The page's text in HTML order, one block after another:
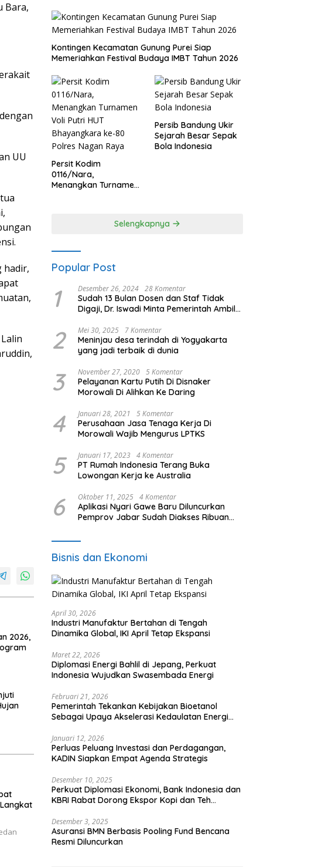
Bara,
UU
hadir,
2026,
Kontingen Kecamatan Gunung Purei Siap
Memeriahkan Festival Budaya IMBT Tahun 2026
Persit Kodim
0116/Nara,
Menangkan Turnamen
Persib Bandung Ukir
Sejarah Besar Sepak
Bola Indonesia
Selengkapnya
Popular Post
1 Desember 26, 2024 28 Komentar
Sudah 13 Bulan Dosen dan Staf Tidak
Digaji, Dr. Iswadi Minta Pemerintah Ambil
2 Mei 30, 2025 7 Komentar
Meninjau desa terindah di Yogyakarta
yang jadi terbaik di dunia
3 November 27, 2020 5 Komentar
Pelayanan Kartu Putih Di Disnaker
Morowali Di Alihkan Ke Daring
4 Januari 28, 2021 5 Komentar
Perusahaan Jasa Tenaga Kerja Di
Morowali Wajib Mengurus LPTKS
5 Januari 17, 2023 4 Komentar
PT Rumah Indonesia Terang Buka
Lowongan Kerja ke Australia
6 Oktober 11, 2025 4 Komentar
Aplikasi Nyari Gawe Baru Diluncurkan
Pemprov Jabar Sudah Diakses Ribuan
Bisnis dan Ekonomi
April 30, 2026
Industri Manufaktur Bertahan di Tengah
Dinamika Global, IKI April Tetap Ekspansi
Maret 22, 2026
Diplomasi Energi Bahlil di Jepang, Perkuat
Indonesia Wujudkan Swasembada Energi
Februari 21, 2026
Pemerintah Tekankan Kebijakan Bioetanol
Sebagai Upaya Akselerasi Kedaulatan Energi
Januari 12, 2026
Perluas Peluang Investasi dan Perdagangan,
KADIN Siapkan Empat Agenda Strategis
Desember 10, 2025
Perkuat Diplomasi Ekonomi, Bank Indonesia dan
KBRI Rabat Dorong Ekspor Kopi dan Teh
Desember 3, 2025
Asuransi BMN Berbasis Pooling Fund Bencana
Resmi Diluncurkan